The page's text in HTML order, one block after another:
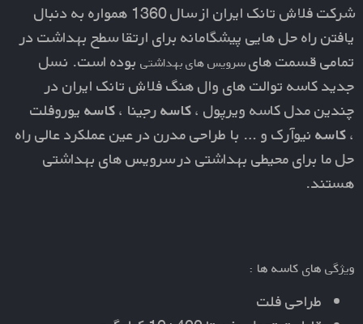
شرکت فلاش تانک ایران از سال 1360 همواره به دنبال
یافتن راه حل هایی پیشگامانه برای ارتقا سطح بهداشت در
تمامی قسمت هایسرویس های بهداشتی بوده است. نسل
جدید کاسه توالت های وال هنگ فلاش تانک ایران در
چندین مدلکاسه ویرپول ،کاسهرجینا ،کاسه یوروفلت
،کاسه نیوآرک و … با طراحی مدرن در عین عملکرد عالی راه
حل ما برای محیطی بهداشتی در سرویس های بهداشتی
هستند.
ویژگی های کاسه ها :
طراحی فلت